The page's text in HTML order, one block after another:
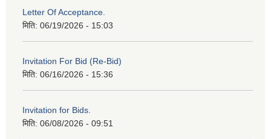
Letter Of Acceptance.
मिति: 06/19/2026 - 15:03
Invitation For Bid (Re-Bid)
मिति: 06/16/2026 - 15:36
Invitation for Bids.
मिति: 06/08/2026 - 09:51